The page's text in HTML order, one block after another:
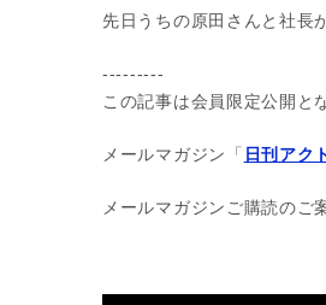
先日うちの原田さんと社長
---------
この記事は会員限定公開と
メールマガジン「 日刊アク
メールマガジンご購読のご